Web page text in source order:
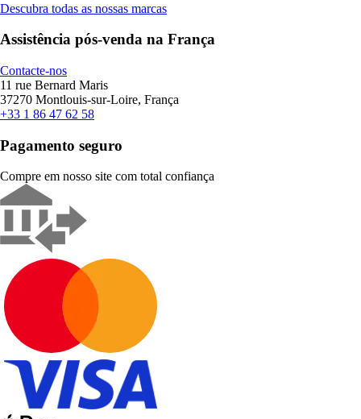
Descubra todas as nossas marcas
Assistência pós-venda na França
Contacte-nos
11 rue Bernard Maris
37270 Montlouis-sur-Loire, França
+33 1 86 47 62 58
Pagamento seguro
Compre em nosso site com total confiança